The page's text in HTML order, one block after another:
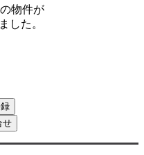
物件が
した。